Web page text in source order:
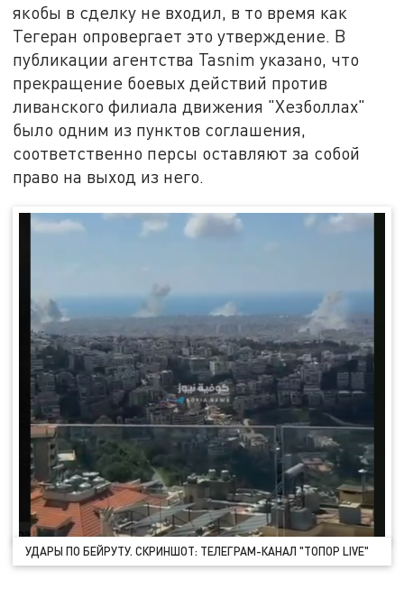
якобы в сделку не входил, в то время как
Тегеран опровергает это утверждение. В
публикации агентства Tasnim указано, что
прекращение боевых действий против
ливанского филиала движения "Хезболлах"
было одним из пунктов соглашения,
соответственно персы оставляют за собой
право на выход из него.
УДАРЫ ПО БЕЙРУТУ. СКРИНШОТ: ТЕЛЕГРАМ-КАНАЛ "ТОПОР LIVE"